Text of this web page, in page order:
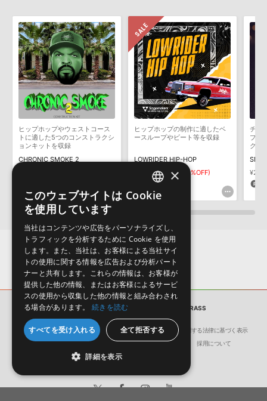
きます際には、NTFSやHFS＋でフォーマットされたHDDをご用意
いただく必要がございます。
製品の購入手続き完了後、受注確認メールとシリアルナンバーをお
知らせするメールの2通が送信されます。メールに記載されており
ます説明に沿って、製品のダウンロード／導入を行って下さい。
サンプルパック製品には、原則として日本語版操作マニュアルをご
用意しておりません。ご購入後のご不明点や詳細に関するお問い合
わせなどはテクニカルサポート
までご連絡ください。
デモソングは、製品収録サウンドを使ってできることを紹介するた
めのデモンストレーション用の楽曲です。原則として、デモソング
そのものをお使いいただくことはできません。また、デモソングを
構成する全てのサウンドが、サンプルパックに含まれていることを
ダウンロード製品という性質上、一切の返品・返金はお受け付け致
しかねます。
ヒップホップやウェストコース
トに適した5つのコンストラクシ
ョンキットを収録
CHRONIC SMOKE 2
ヒップホップの制作に適したベ
ースループやビート等を収録
LOWRIDER HIP-HOP
¥6,369 ¥4,458(30%OFF)
133pt
チル
プホ
クス
サンプルパック VIBES 14 - BLUEGRASS
会社概要 環境保護（CSR）への取り組み
特定商取引に関する法律に基づく表示
サイト動作環境
利用規約 個人情報の保護について 採用について
ENGLISH
×
このウェブサイトは Cookie
を使用しています
当社はコンテンツや広告をパーソナライズし、
トラフィックを分析するために Cookie を使用
します。また、当社は、お客様による当社サイ
トの使用に関する情報を広告および分析パート
ナーと共有します。これらの情報は、お客様が
提供した他の情報、またはお客様によるサービ
スの使用から収集した他の情報と組み合わされ
る場合があります。
続きを読む
すべてを受け入れる 全て拒否する
詳細を表示